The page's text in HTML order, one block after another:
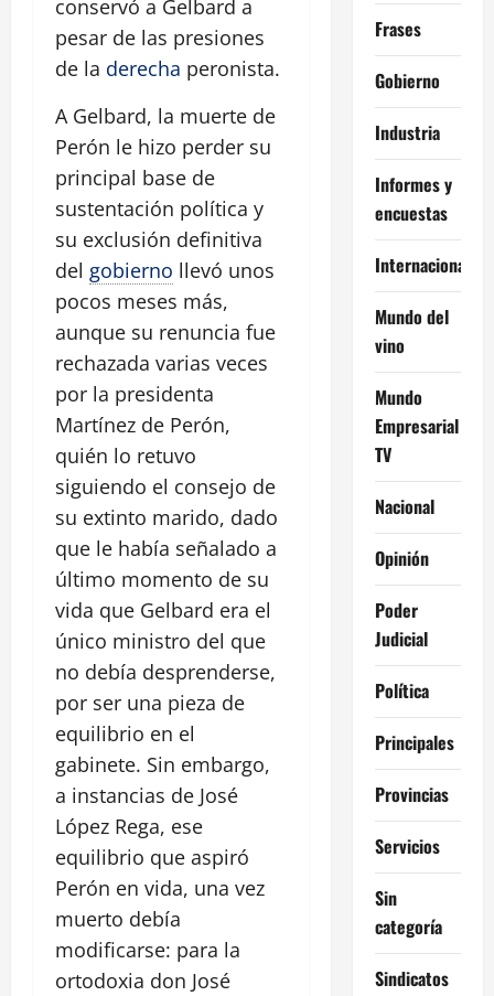
conservó a Gelbard a
pesar de las presiones
de la derecha peronista.
A Gelbard, la muerte de
Perón le hizo perder su
principal base de
sustentación política y
su exclusión definitiva
del gobierno llevó unos
pocos meses más,
aunque su renuncia fue
rechazada varias veces
por la presidenta
Martínez de Perón,
quién lo retuvo
siguiendo el consejo de
su extinto marido, dado
que le había señalado a
último momento de su
vida que Gelbard era el
único ministro del que
no debía desprenderse,
por ser una pieza de
equilibrio en el
gabinete. Sin embargo,
a instancias de José
López Rega, ese
equilibrio que aspiró
Perón en vida, una vez
muerto debía
modificarse: para la
ortodoxia don José
Frases
Gobierno
Industria
Informes y
encuestas
Internacional
Mundo del
vino
Mundo
Empresarial
TV
Nacional
Opinión
Poder
Judicial
Política
Principales
Provincias
Servicios
Sin
categoría
Sindicatos